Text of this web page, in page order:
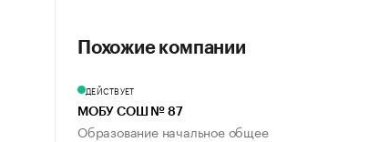
Похожие компании
ДЕЙСТВУЕТ
МОБУ СОШ № 87
Образование начальное общее